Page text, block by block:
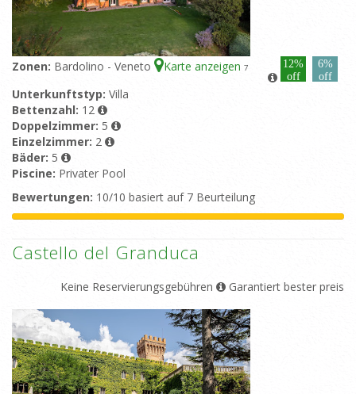
Zonen: Bardolino - Veneto Karte anzeigen 7
12%
off
6%
off
Unterkunftstyp: Villa
Bettenzahl: 12
Doppelzimmer: 5
Einzelzimmer: 2
Bäder: 5
Piscine: Privater Pool
Bewertungen: 10/10 basiert auf 7 Beurteilung
Castello del Granduca
Keine Reservierungsgebühren Garantiert bester preis